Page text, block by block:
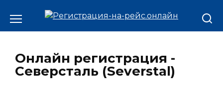
Онлайн регистрация -
Северсталь (Severstal)